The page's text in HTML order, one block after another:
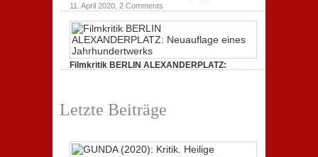
11. April 2020, 2 Comments
Filmkritik BERLIN ALEXANDERPLATZ:
Letzte Beiträge